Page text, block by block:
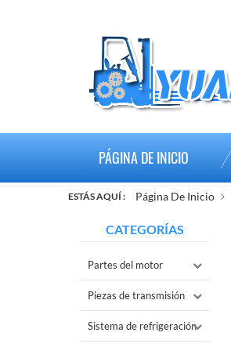
PÁGINA DE INICIO
ESTÁS AQUÍ : Página De Inicio
CATEGORÍAS
Partes del motor
Piezas de transmisión
Sistema de refrigeración